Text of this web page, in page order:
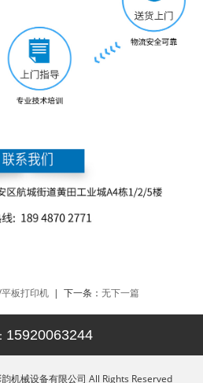
板打印机| 下一条： 无下一篇
15920063244
机械设备有限公司 All Rights Reserved